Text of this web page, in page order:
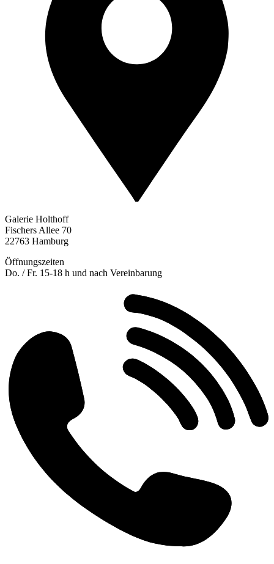
Galerie Holthoff
Fischers Allee 70
22763 Hamburg
Öffnungszeiten
Do. / Fr. 15-18 h und nach Vereinbarung